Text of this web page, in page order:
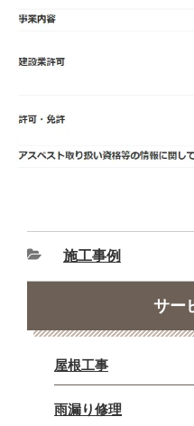
施工事例
サー
屋根工事
雨漏り修理